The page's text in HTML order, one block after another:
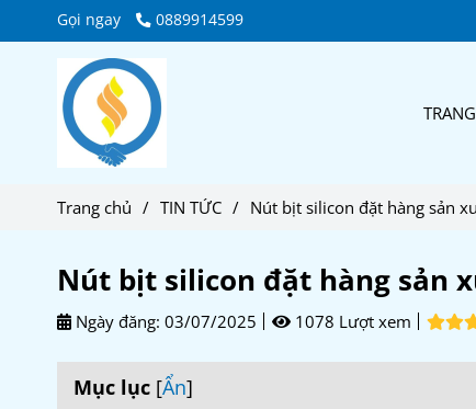
Gọi ngay 0889914599
Trang chủ / TIN TỨC / Nút bịt silicon đặt hàng sản
Nút bịt silicon đặt hàng sản
Ngày đăng: 03/07/2025 1078 Lượt xem
Mục lục [Ẩn]